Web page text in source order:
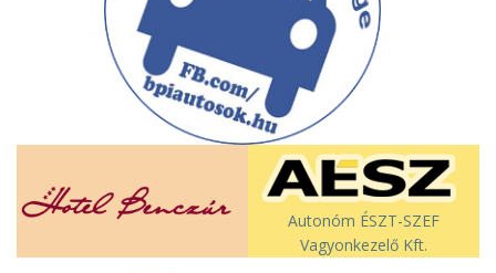
Autonóm ÉSZT-SZEF
Vagyonkezelő Kft.